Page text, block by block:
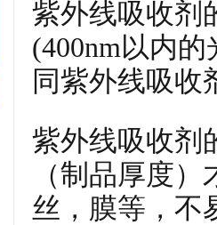
紫外线吸收剂
(400nm以内
同紫外线吸收
紫外线吸收剂
（制品厚度
丝，膜等，不